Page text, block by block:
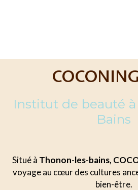
Institut de beauté
Bains
Situé à Thonon-les-bains,
voyage au cœur des cultures
bien-être.